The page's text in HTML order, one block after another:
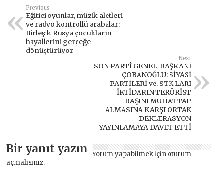
Previous
Eğitici oyunlar, müzik aletleri
ve radyo kontrollü arabalar:
Birleşik Rusya çocukların
hayallerini gerçeğe
dönüştürüyor
Next
SON PARTİ GENEL BAŞKANI
ÇOBANOĞLU: SİYASİ
PARTİLERİ ve. STK LARI
İKTİDARIN TERÖRİST
BAŞINI MUHATTAP
ALMASINA KARŞI ORTAK
DEKLERASYON
YAYINLAMAYA DAVET ETTİ
Bir yanıt yazın Yorum yapabilmek için oturum
açmalısınız.